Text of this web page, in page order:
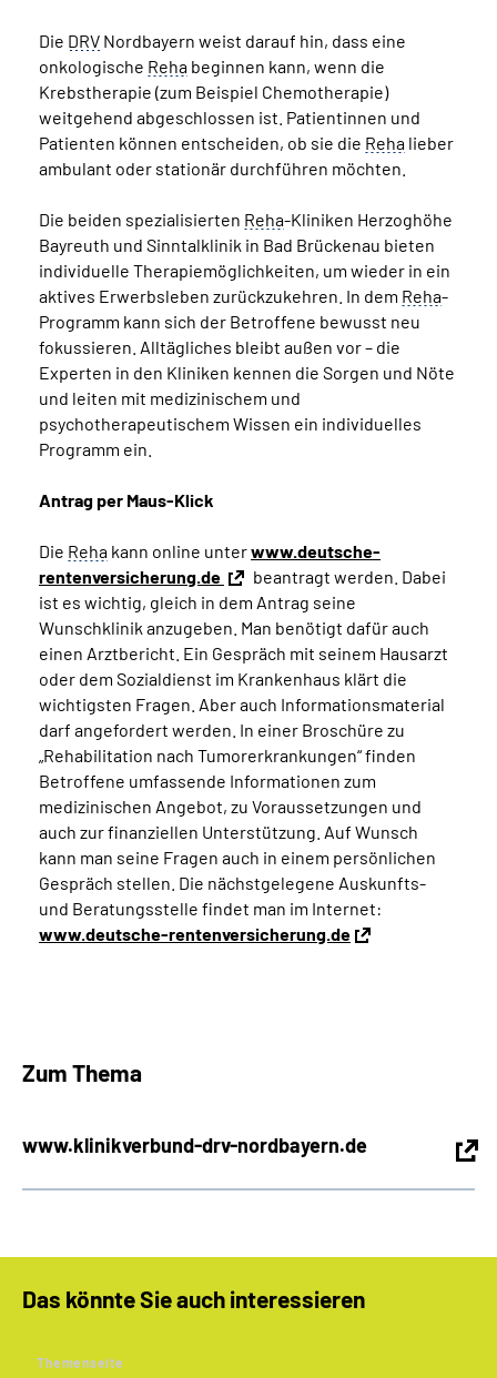
Die DRV Nordbayern weist darauf hin, dass eine
onkologische Reha beginnen kann, wenn die
Krebstherapie (zum Beispiel Chemotherapie)
weitgehend abgeschlossen ist. Patientinnen und
Patienten können entscheiden, ob sie die Reha lieber
ambulant oder stationär durchführen möchten.
Die beiden spezialisierten Reha-Kliniken Herzoghöhe
Bayreuth und Sinntalklinik in Bad Brückenau bieten
individuelle Therapiemöglichkeiten, um wieder in ein
aktives Erwerbsleben zurückzukehren. In dem Reha-
Programm kann sich der Betroffene bewusst neu
fokussieren. Alltägliches bleibt außen vor – die
Experten in den Kliniken kennen die Sorgen und Nöte
und leiten mit medizinischem und
psychotherapeutischem Wissen ein individuelles
Programm ein.
Antrag per Maus-Klick
Die Reha kann online unterwww.deutsche-
rentenversicherung.de
beantragt werden. Dabei
ist es wichtig, gleich in dem Antrag seine
Wunschklinik anzugeben. Man benötigt dafür auch
einen Arztbericht. Ein Gespräch mit seinem Hausarzt
oder dem Sozialdienst im Krankenhaus klärt die
wichtigsten Fragen. Aber auch Informationsmaterial
darf angefordert werden. In einer Broschüre zu
„Rehabilitation nach Tumorerkrankungen“ finden
Betroffene umfassende Informationen zum
medizinischen Angebot, zu Voraussetzungen und
auch zur finanziellen Unterstützung. Auf Wunsch
kann man seine Fragen auch in einem persönlichen
Gespräch stellen. Die nächstgelegene Auskunfts-
und Beratungsstelle findet man im Internet:
www.deutsche-rentenversicherung.de
Zum Thema
www.klinikverbund-drv-nordbayern.de
Das könnte Sie auch interessieren
Themenseite